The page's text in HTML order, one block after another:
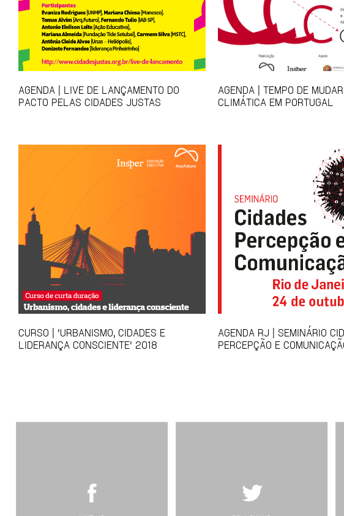
AGENDA | LIVE DE LANÇAMENTO DO
PACTO PELAS CIDADES JUSTAS
AGENDA | TEMPO DE
CLIMÁTICA EM PORTUGAL
CURSO | 'URBANISMO, CIDADES E
LIDERANÇA CONSCIENTE' 2018
AGENDA RJ | SEMINÁRIO
PERCEPÇÃO E